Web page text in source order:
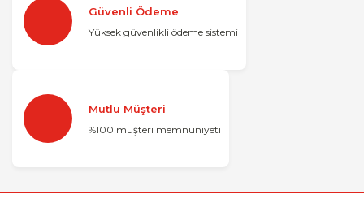
Güvenli Ödeme
Yüksek güvenlikli ödeme sistemi
Mutlu Müşteri
%100 müşteri memnuniyeti